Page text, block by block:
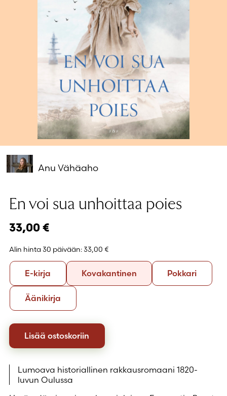
Salasana unohtunut?
Eikö sinulla ole tiliä?
Luo uusi tili
Anu Vähäaho
En voi sua unhoittaa poies
33,00 €
Alin hinta 30 päivään: 33,00 €
Formaatti
E-kirja
kirja
KovakantinenKovakantinen
PokkariPokkari
Äänikirja
Lisää ostoskoriin
Lumoava historiallinen rakkausromaani 1820-
luvun Oulussa